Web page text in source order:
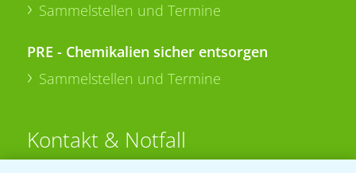
Sammelstellen und Termine
PRE - Chemikalien sicher entsorgen
Sammelstellen und Termine
Kontakt & Notfall